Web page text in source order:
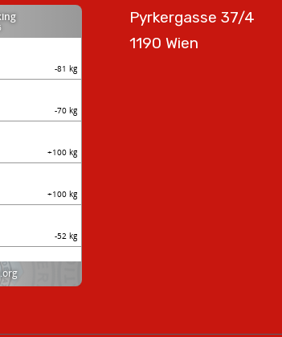
Pyrkergasse 37/4
1190 Wien